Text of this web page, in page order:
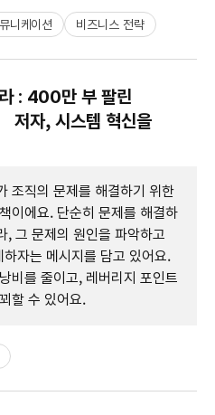
니케이션 비즈니스 전략
: 400만 부 팔린
저자, 시스템 혁신을
조직의 문제를 해결하기 위한
이에요. 단순히 문제를 해결하
, 그 문제의 원인을 파악하고
자는 메시지를 담고 있어요.
비를 줄이고, 레버리지 포인트
할 수 있어요.